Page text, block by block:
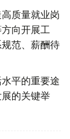
质量就业岗
向开展工
范、薪酬待
平的重要途
的关键举